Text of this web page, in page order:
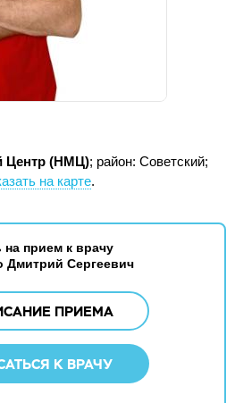
Центр (НМЦ); район: Советский;
на карте.
на прием к врачу
Дмитрий Сергеевич
ПРИЕМА
К ВРАЧУ